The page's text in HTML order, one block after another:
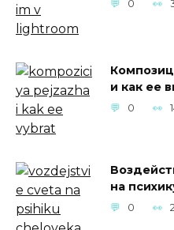
0
и как ее
0
на
0